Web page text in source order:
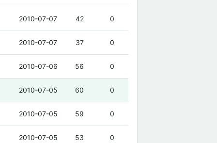
2010-07-07 42 0
2010-07-07 37 0
2010-07-06 56 0
2010-07-05 60 0
2010-07-05 59 0
2010-07-05 53 0